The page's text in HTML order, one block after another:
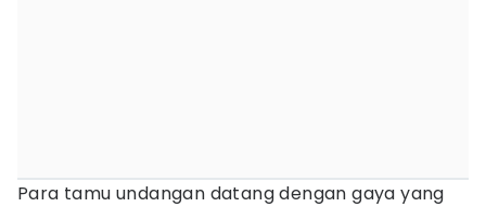
Para tamu undangan datang dengan gaya yang